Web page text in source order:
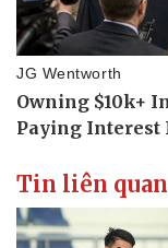
Tin liên quan